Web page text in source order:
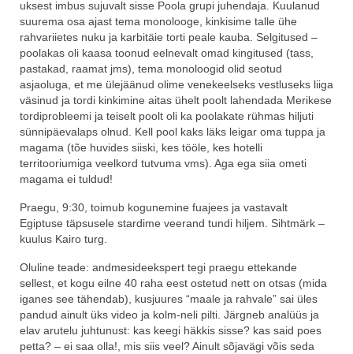
uksest imbus sujuvalt sisse Poola grupi juhendaja. Kuulanud
suurema osa ajast tema monolooge, kinkisime talle ühe
rahvariietes nuku ja karbitäie torti peale kauba. Selgitused –
poolakas oli kaasa toonud eelnevalt omad kingitused (tass,
pastakad, raamat jms), tema monoloogid olid seotud
asjaoluga, et me ülejäänud olime venekeelseks vestluseks liiga
väsinud ja tordi kinkimine aitas ühelt poolt lahendada Merikese
tordiprobleemi ja teiselt poolt oli ka poolakate rühmas hiljuti
sünnipäevalaps olnud. Kell pool kaks läks leigar oma tuppa ja
magama (tõe huvides siiski, kes tööle, kes hotelli
territooriumiga veelkord tutvuma vms). Aga ega siia ometi
magama ei tuldud!
Praegu, 9:30, toimub kogunemine fuajees ja vastavalt
Egiptuse täpsusele stardime veerand tundi hiljem. Sihtmärk –
kuulus Kairo turg.
Oluline teade: andmesideekspert tegi praegu ettekande
sellest, et kogu eilne 40 raha eest ostetud nett on otsas (mida
iganes see tähendab), kusjuures “maale ja rahvale” sai üles
pandud ainult üks video ja kolm-neli pilti. Järgneb analüüs ja
elav arutelu juhtunust: kas keegi häkkis sisse? kas said poes
petta? – ei saa olla!, mis siis veel? Ainult sõjavägi võis seda